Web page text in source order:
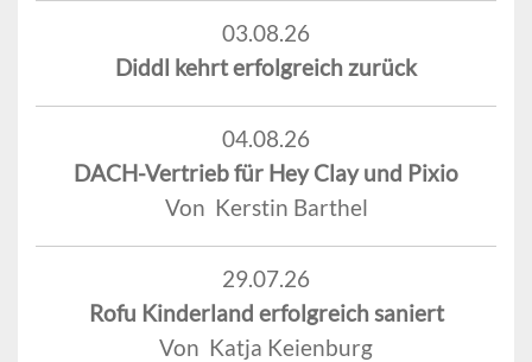
03.08.26
Diddl kehrt erfolgreich zurück
04.08.26
DACH-Vertrieb für Hey Clay und Pixio
Von Kerstin Barthel
29.07.26
Rofu Kinderland erfolgreich saniert
Von Katja Keienburg